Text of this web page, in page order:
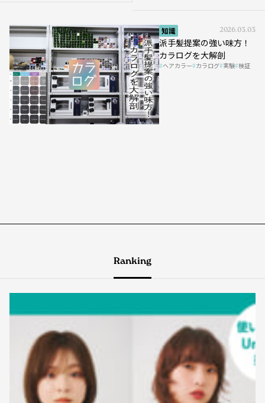
知識 2026.03.03
派手髪提案の強い味方！
カラログを大解剖
ヘアカラー カラログ 実験 検証
Ranking